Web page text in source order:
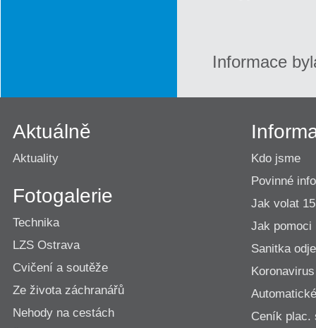
Informace
Aktuálně
Aktuality
Fotogalerie
Technika
LZS Ostrava
Cvičení a soutěže
Ze života záchranářů
Nehody na cestách
Kdo jsme
Povinné
Jak volat
Jak pomoci
Sanitka
Koronavirus
Ceník plac.